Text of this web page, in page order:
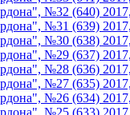
№32 (640)
№31 (639)
№30 (638)
№29 (637)
№28 (636)
№27 (635)
№26 (634)
№25 (633)